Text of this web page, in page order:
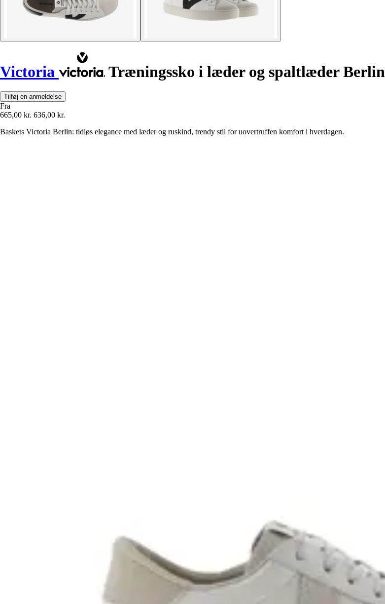
Victoria Træningssko i læder og spaltlæder Berlin
Tilføj en anmeldelse
Fra
665,00 kr. 636,00 kr.
Baskets Victoria Berlin: tidløs elegance med læder og ruskind, trendy stil for uovertruffen komfort i hverdagen.